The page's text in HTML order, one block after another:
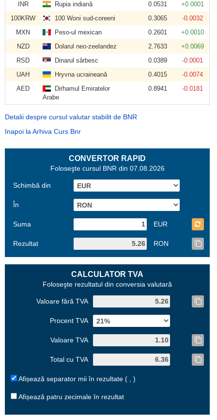
INR Rupia indiană 0.0531
+0.0001
100KRW
100 Woni sud-coreeni 0.3065
-0.0032
MXN
Peso-ul mexican 0.2601
+0.0010
NZD
Dolarul neo-zeelandez 2.7633
+0.0069
RSD
Dinarul sârbesc 0.0389
-0.0001
UAH
Hryvna ucraineană 0.4015
-0.0074
AED
Dirhamul Emiratelor
Arabe
0.8941 -0.0181
Detalii despre cursul valutar stabilit de BNR
Inapoi la Arhiva Curs Bnr
CONVERTOR RAPID
Foloseşte cursul BNR din 07.08.2026
Schimbă din
În
Suma EUR
Rezultat RON
CALCULATOR TVA
Foloseşte rezultatul din conversia valutară
Valoare fără TVA
Procent TVA
Valoare TVA
Total cu TVA
Afișează separator mii în rezultate ( , )
Afișează patru zecimale în rezultat